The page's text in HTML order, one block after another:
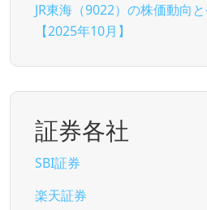
JR東海（9022）の株価動向
【2025年10月】
証券各社
SBI証券
楽天証券